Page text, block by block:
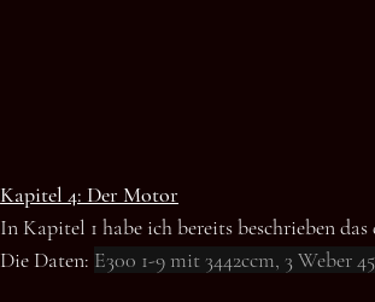
Kapitel 4: Der Motor
In Kapitel 1 habe ich bereits beschrieben
Die Daten: E300 1-9 mit 3442ccm, 3 Weber